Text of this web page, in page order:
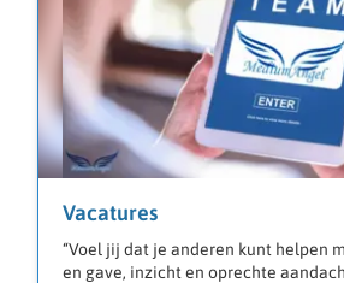
Vacatures
“Voel jij dat je anderen kunt helpen
en gave, inzicht en oprechte